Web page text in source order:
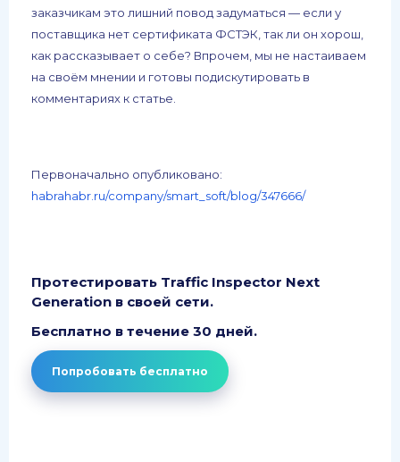
заказчикам это лишний повод задуматься — если у
поставщика нет сертификата ФСТЭК, так ли он хорош,
как рассказывает о себе? Впрочем, мы не настаиваем
на своём мнении и готовы подискутировать в
комментариях к статье.
Первоначально опубликовано:
habrahabr.ru/company/smart_soft/blog/347666/
Протестировать Traffic Inspector Next
Generation в своей сети.
Бесплатно в течение 30 дней.
Попробовать бесплатно